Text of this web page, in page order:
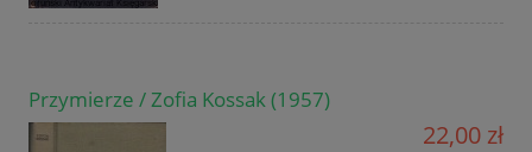
Przymierze / Zofia Kossak (1957)
22,00 zł